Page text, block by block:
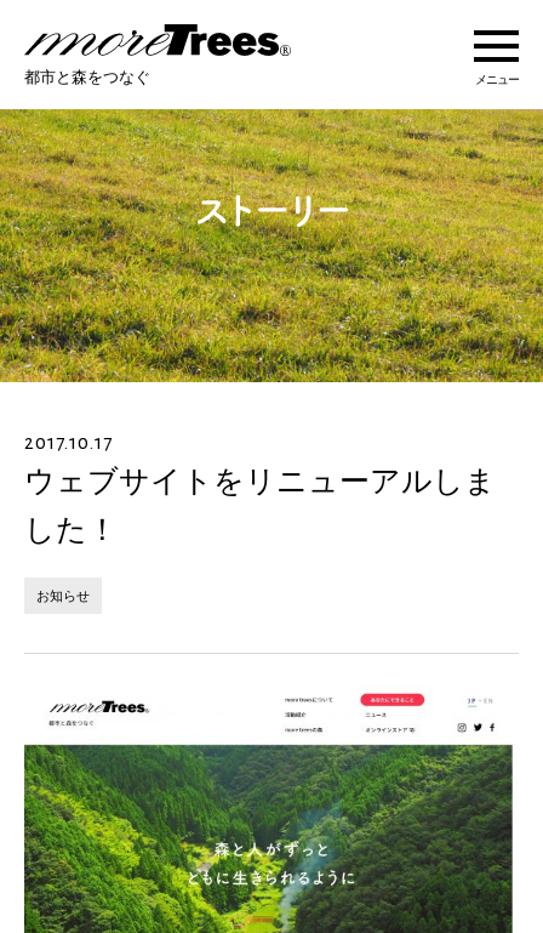
more trees
都市と森をつなぐ メニュー
more treesについて
活動紹介
活動地域
ストーリー
お問い合わせ
JP EN
2017.10.17
ウェブサイトをリニューアルしま
した！
お知らせ